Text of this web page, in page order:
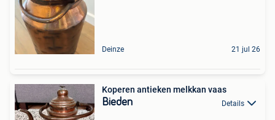
Deinze 21 jul 26
Koperen antieken melkkan vaas
Bieden Details